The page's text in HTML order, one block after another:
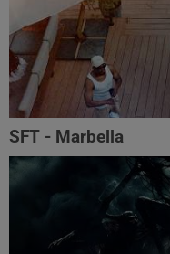
SFT - Marbella